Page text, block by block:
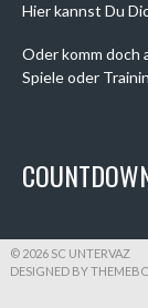
Hier kannst Du
Oder komm doch
Spiele oder
© 2026 SC UNTERVAZ
DESIGNED BY